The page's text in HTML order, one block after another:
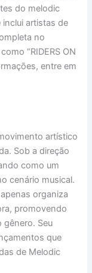
do melodic
artistas de
no
“RIDERS ON
entre em
artístico
Sob a direção
como um
cenário musical.
organiza
promovendo
gênero. Seu
que
de Melodic